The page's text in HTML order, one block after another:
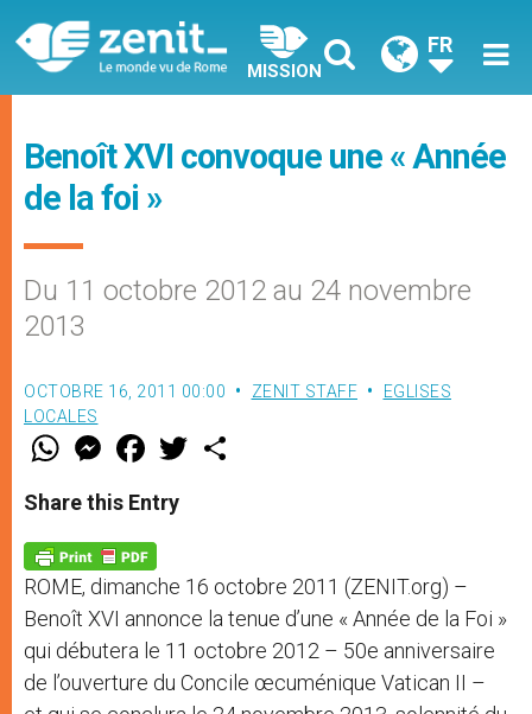
MISSION
FR
Benoît XVI convoque une « Année
de la foi »
Du 11 octobre 2012 au 24 novembre
2013
OCTOBRE 16, 2011 00:00 ZENIT STAFF
EGLISES
LOCALES
W
t
s
p
p
M
e
s
e
g
e
r
F
a
e
b
o
k
w
Share this Entry
ROME, dimanche 16 octobre 2011 (ZENIT.org) –
Benoît XVI annonce la tenue d’une « Année de la Foi »
qui débutera le 11 octobre 2012 – 50e anniversaire
de l’ouverture du Concile œcuménique Vatican II –